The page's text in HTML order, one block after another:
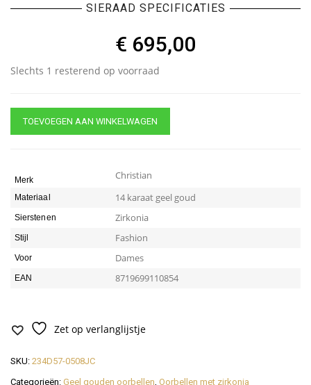
SIERAAD SPECIFICATIES
€ 695,00
Slechts 1 resterend op voorraad
TOEVOEGEN AAN WINKELWAGEN
Merk Christian
Materiaal 14 karaat geel goud
Sierstenen Zirkonia
Stijl Fashion
Voor Dames
EAN 8719699110854
Zet op verlanglijstje
SKU: 234D57-0508JC
Categorieën: Geel gouden oorbellen, Oorbellen met zirkonia